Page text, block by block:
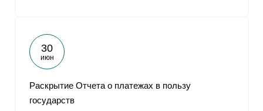
30
июн
Раскрытие Отчета о платежах в пользу
государств